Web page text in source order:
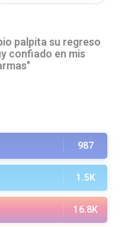
palpita su regreso
confiado en mis
987
1.5K
16.8K